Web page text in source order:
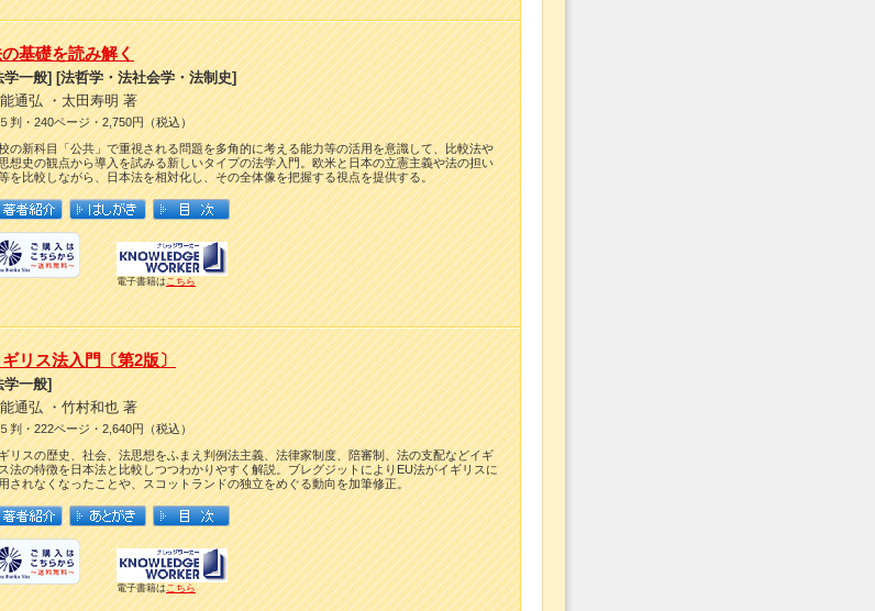
基礎を読み解く
学一般] [法哲学・法社会学・法制史]
通弘 ・太田寿明 著
判・240ページ・2,750円（税込）
の新科目「公共」で重視される問題を多角的に考える能力等の活用を意識して、比較法や
想史の観点から導入を試みる新しいタイプの法学入門。欧米と日本の立憲主義や法の担い
を比較しながら、日本法を相対化し、その全体像を把握する視点を提供する。
電子書籍はこちら
リス法入門〔第2版〕
学一般]
通弘 ・竹村和也 著
判・222ページ・2,640円（税込）
リスの歴史、社会、法思想をふまえ判例法主義、法律家制度、陪審制、法の支配などイギ
法の特徴を日本法と比較しつつわかりやすく解説。ブレグジットによりEU法がイギリスに
されなくなったことや、スコットランドの独立をめぐる動向を加筆修正。
電子書籍はこちら